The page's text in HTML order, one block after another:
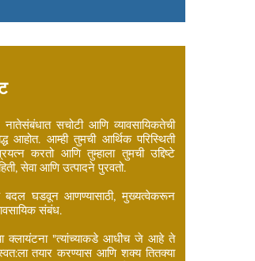
सचोटी आणि व्यावसायिकतेची
आहोत. आम्ही तुमची आर्थिक परिस्थिती
करतो आणि तुम्हाला तुमची उद्दिष्टे
सेवा आणि उत्पादने पुरवतो.
बदल घडवून आणण्यासाठी, मुख्यत्वेकरून
संबंध.
क्लायंटना "त्यांच्याकडे आधीच जे आहे ते
तयार करण्यास आणि शक्य तितक्या